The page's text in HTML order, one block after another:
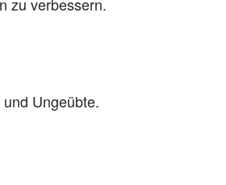
Ungeübte.